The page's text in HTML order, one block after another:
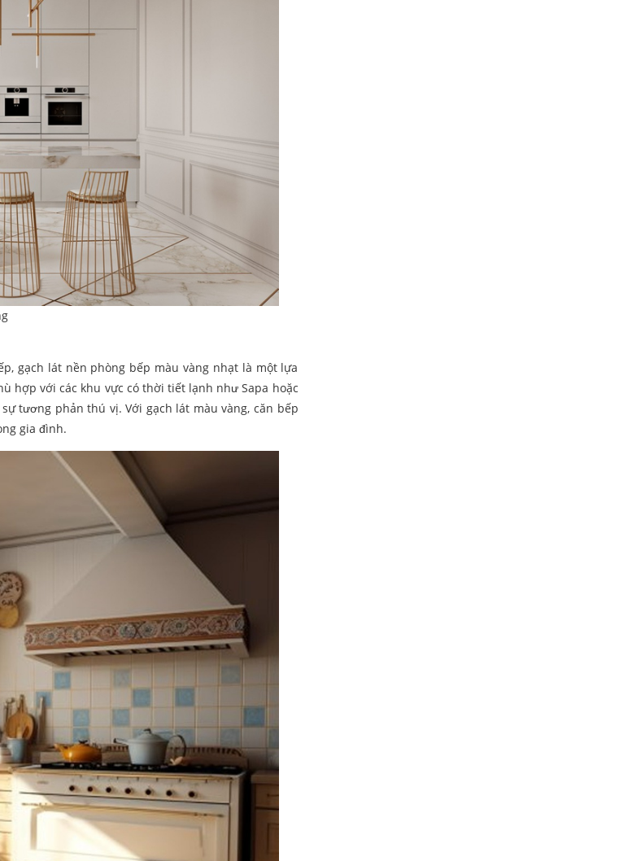
gạch lát nền phòng bếp màu vàng nhạt là một lựa
hợp với các khu vực có thời tiết lạnh như Sapa hoặc
tương phản thú vị. Với gạch lát màu vàng, căn bếp
gia đình.